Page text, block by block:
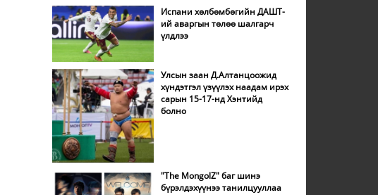
Испани хөлбөмбөгийн ДАШТ-
ий аваргын төлөө шалгарч
үлдлээ
Улсын заан Д.Алтанцоожид
хүндэтгэл үзүүлэх наадам ирэх
сарын 15-17-нд Хэнтийд
болно
"The MongolZ" баг шинэ
бүрэлдэхүүнээ танилцууллаа